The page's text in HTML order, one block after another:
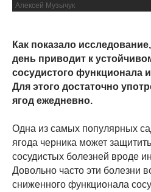
Алексей Музычук
Как показало
день приводит к
сосудистого функционала
Для этого достаточно
ягод ежедневно.
Одна из самых популярных
ягода черника может
сосудистых болезней вроде
Довольно часто эти болезни
сниженного функционала